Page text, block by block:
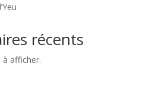
récents
afficher.